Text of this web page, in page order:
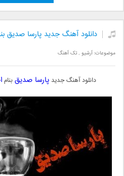
دانلود آهنگ جدید پارسا صدیق
موضوعات:آرشیو ,تک آهنگ
دانلود آهنگ جدیدپارسا صدیقبنام